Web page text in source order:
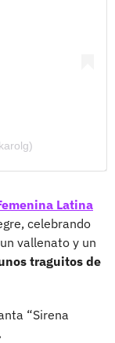
Latina
celebrando
vallenato y un
traguitos de
“Sirena